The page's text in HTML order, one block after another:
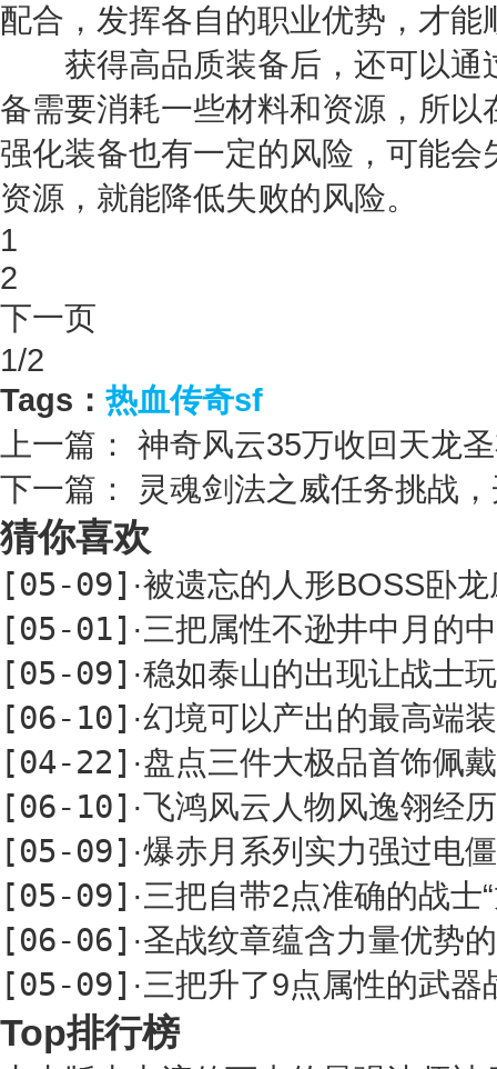
配合，发挥各自的职业优势，才
获得高品质装备后，还可以通
备需要消耗一些材料和资源，所
强化装备也有一定的风险，可能
资源，就能降低失败的风险。
1
2
下一页
1/2
Tags： 热血传奇sf
上一篇： 神奇风云35万收回天龙
下一篇： 灵魂剑法之威任务挑战
猜你喜欢
[05-09] ·被遗忘的人形BOSS卧
[05-01] ·三把属性不逊井中月的
[05-09] ·稳如泰山的出现让战士
[06-10] ·幻境可以产出的最高端
[04-22] ·盘点三件大极品首饰佩
[06-10] ·飞鸿风云人物风逸翎经
[05-09] ·爆赤月系列实力强过电
[05-09] ·三把自带2点准确的战士
[06-06] ·圣战纹章蕴含力量优势
[05-09] ·三把升了9点属性的武
Top排行榜